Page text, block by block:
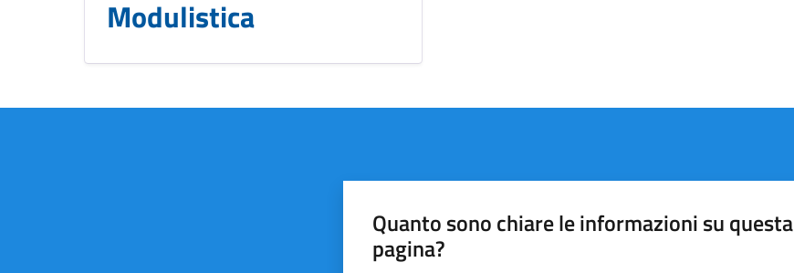
Modulistica
Quanto sono chiare le informazioni su questa
pagina?